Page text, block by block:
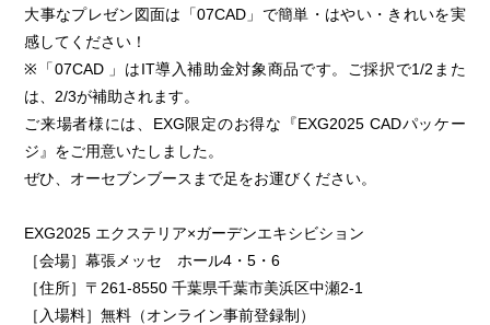
大事なプレゼン図面は「07CAD」で簡単・はやい・きれいを実
感してください！
※「07CAD 」はIT導入補助金対象商品です。ご採択で1/2また
は、2/3が補助されます。
ご来場者様には、EXG限定のお得な『EXG2025 CADパッケー
ジ』をご用意いたしました。
ぜひ、オーセブンブースまで足をお運びください。
EXG2025 エクステリア×ガーデンエキシビション
［会場］幕張メッセ ホール4・5・6
［住所］〒261-8550 千葉県千葉市美浜区中瀬2-1
［入場料］無料（オンライン事前登録制）